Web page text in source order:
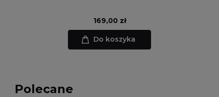
169,00 zł
Do koszyka
Polecane